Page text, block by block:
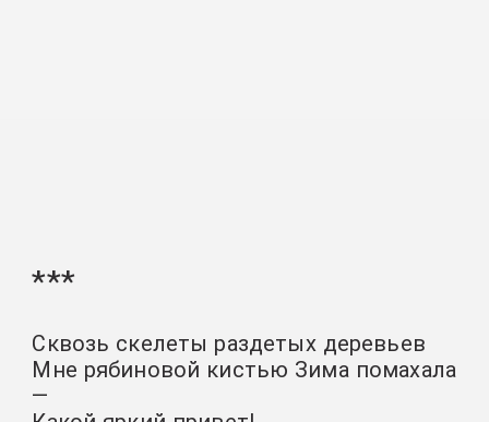
***
Сквозь скелеты раздетых деревьев
Мне рябиновой кистью Зима помахала
—